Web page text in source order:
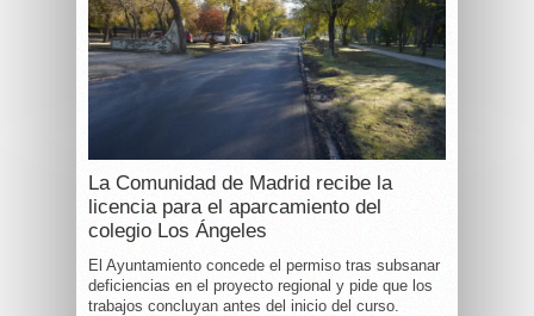
La Comunidad de Madrid recibe la
licencia para el aparcamiento del
colegio Los Ángeles
El Ayuntamiento concede el permiso tras subsanar
deficiencias en el proyecto regional y pide que los
trabajos concluyan antes del inicio del curso.